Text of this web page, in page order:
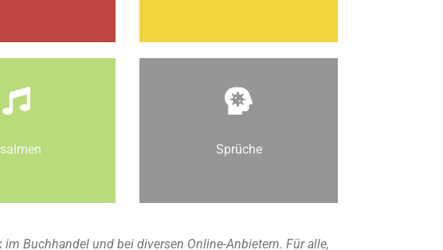
Sprüche
Buchhandel und bei diversen Online-Anbietern. Für alle,